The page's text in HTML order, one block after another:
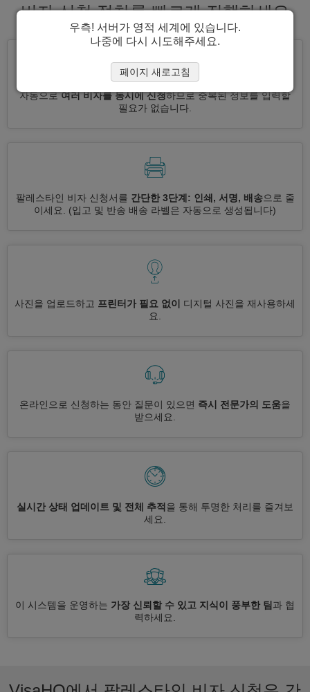
비자 신청 절차를 빠르게 진행하세요
자동으로여러 비자를 동시에 신청하므로 중복된 정보를 입력할
필요가 없습니다.
팔레스타인 비자 신청서를 간단한 3단계: 인쇄, 서명, 배송으로 줄
이세요.
(입고 및 반송 배송 라벨은 자동으로 생성됩니다)
사진을 업로드하고 프린터가 필요 없이
디지털 사진을 재사용하세
요.
온라인으로 신청하는 동안 질문이 있으면 즉시 전문가의 도움을
받으세요.
실시간 상태 업데이트 및 전체 추적 을 통해 투명한 처리를 즐겨보
세요.
이 시스템을 운영하는 가장 신뢰할 수 있고 지식이 풍부한 팀 과 협
력하세요.
우측! 서버가 영적 세계에 있습니다.
나중에 다시 시도해주세요.
페이지 새로고침